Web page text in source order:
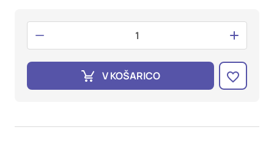
V KOŠARICO
edinstveno prepoznavanje vašega brskalnika in naprave. Če
zavrnete uporabo teh piškotkov, ne boste deležni našega
ciljnega spletnega oglaševanja.